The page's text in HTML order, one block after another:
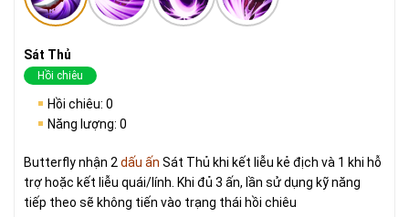
Sát Thủ
Hồi chiêu
Hồi chiêu: 0
Năng lượng: 0
Butterfly nhận 2 dấu ấn Sát Thủ khi kết liễu kẻ địch và 1 khi hỗ
trợ hoặc kết liễu quái/lính. Khi đủ 3 ấn, lần sử dụng kỹ năng
tiếp theo sẽ không tiến vào trạng thái hồi chiêu